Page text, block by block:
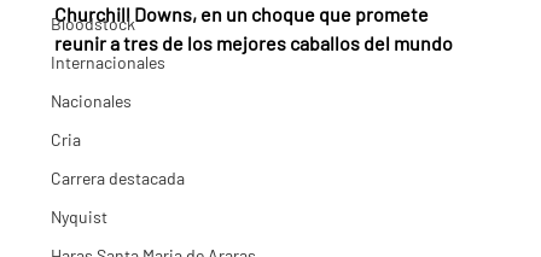
Bloodstock
Internacionales
Nacionales
Cria
Carrera destacada
Nyquist
Churchill Downs, en un choque que promete
reunir a tres de los mejores caballos del mundo